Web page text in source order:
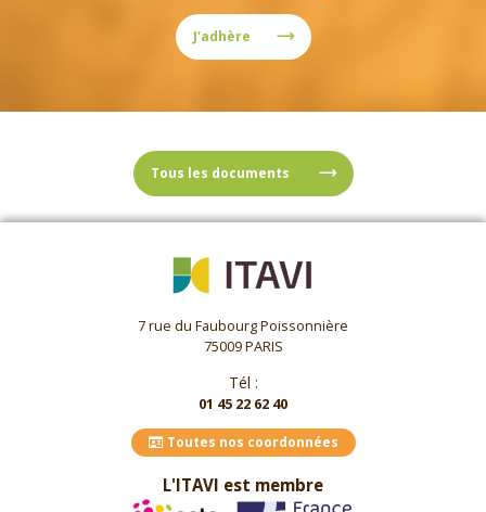
J'adhère
Tous les documents
7 rue du Faubourg Poissonnière
75009 PARIS
Tél :
01 45 22 62 40
Toutes nos coordonnées
L'ITAVI est membre